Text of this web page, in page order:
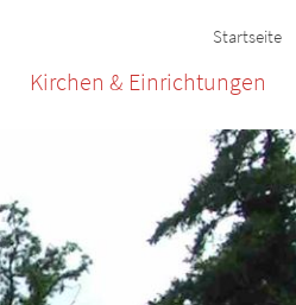
Startseite
Kirchen & Einrichtungen